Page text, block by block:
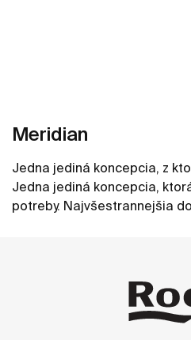
Meridian
Jedna jediná koncepcia, z
Jedna jediná koncepcia,
potreby. Najvšestrannejšia